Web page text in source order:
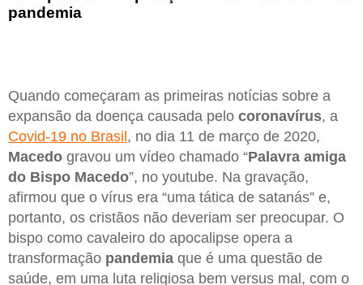
pandemia
Quando começaram as primeiras notícias sobre a
expansão da doença causada pelo coronavírus, a
Covid-19 no Brasil, no dia 11 de março de 2020,
Macedo gravou um vídeo chamado “Palavra amiga
do Bispo Macedo”, no youtube. Na gravação,
afirmou que o vírus era “uma tática de satanás” e,
portanto, os cristãos não deveriam ser preocupar. O
bispo como cavaleiro do apocalipse opera a
transformação pandemia que é uma questão de
saúde, em uma luta religiosa bem versus mal, com o